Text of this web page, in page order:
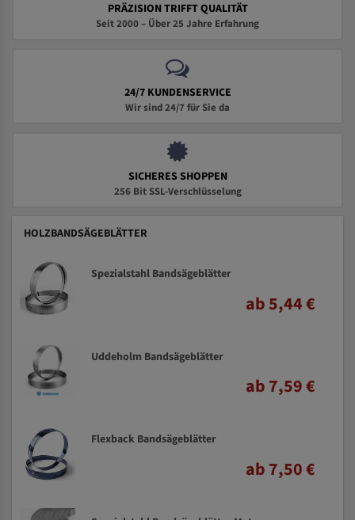
PRÄZISION TRIFFT QUALITÄT
Seit 2000 – Über 25 Jahre Erfahrung
24/7 KUNDENSERVICE
Wir sind 24/7 für Sie da
SICHERES SHOPPEN
256 Bit SSL-Verschlüsselung
HOLZBANDSÄGEBLÄTTER
Spezialstahl Bandsägeblätter
ab 5,44 €
Uddeholm Bandsägeblätter
ab 7,59 €
Flexback Bandsägeblätter
ab 7,50 €